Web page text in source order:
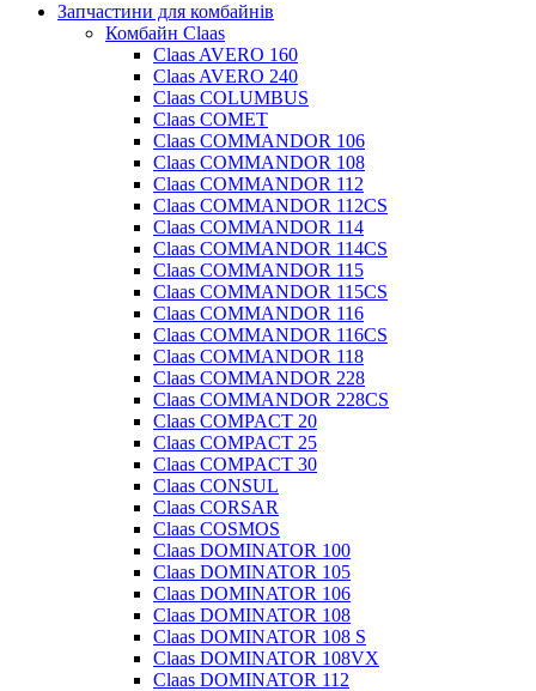
Запчастини для комбайнів
Комбайн Claas
Claas AVERO 160
Claas AVERO 240
Claas COLUMBUS
Claas COMET
Claas COMMANDOR 106
Claas COMMANDOR 108
Claas COMMANDOR 112
Claas COMMANDOR 112CS
Claas COMMANDOR 114
Claas COMMANDOR 114CS
Claas COMMANDOR 115
Claas COMMANDOR 115CS
Claas COMMANDOR 116
Claas COMMANDOR 116CS
Claas COMMANDOR 118
Claas COMMANDOR 228
Claas COMMANDOR 228CS
Claas COMPACT 20
Claas COMPACT 25
Claas COMPACT 30
Claas CONSUL
Claas CORSAR
Claas COSMOS
Claas DOMINATOR 100
Claas DOMINATOR 105
Claas DOMINATOR 106
Claas DOMINATOR 108
Claas DOMINATOR 108 S
Claas DOMINATOR 108VX
Claas DOMINATOR 112